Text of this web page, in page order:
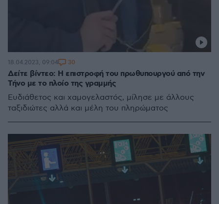
Δείτε βίντεο: Η επιστροφή του πρωθυπουργού από την
Τήνο με το πλοίο της γραμμής
Ευδιάθετος και χαμογελαστός, μίλησε με άλλους
ταξιδιώτες αλλά και μέλη του πληρώματος
18.04.2023, 09:04 30